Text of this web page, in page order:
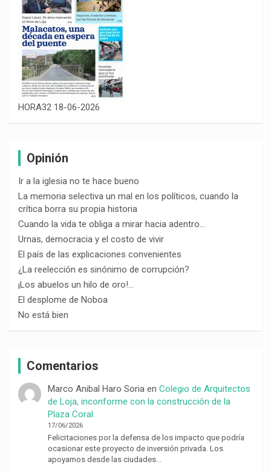
HORA32 18-06-2026
Opinión
Ir a la iglesia no te hace bueno
La memoria selectiva un mal en los políticos, cuando la
crítica borra su propia historia
Cuando la vida te obliga a mirar hacia adentro…
Urnas, democracia y el costo de vivir
El país de las explicaciones convenientes
¿La reelección es sinónimo de corrupción?
¡Los abuelos un hilo de oro!…
El desplome de Noboa
No está bien
Comentarios
Marco Anibal Haro Soriaen Colegio de Arquitectos
de Loja, inconforme con la construcción de la
Plaza Coral
17/06/2026
Felicitaciones por la defensa de los impacto que podría
ocasionar este proyecto de inversión privada. Los
apoyamos desde las ciudades…